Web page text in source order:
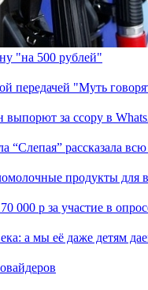
"на 500 рублей"
передачей "Муть
за ссору в
“Слепая” рассказала
продукты для
000 р за участие в
а мы её даже детям